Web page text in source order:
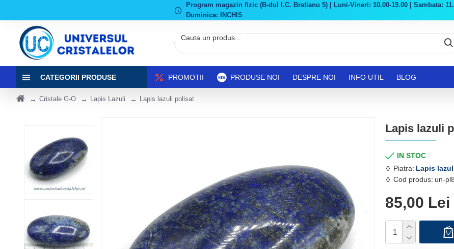
Program magazin fizic (B-dul I.C. Bratianu 5) | Luni-Vineri: 10.00-19.00 | Sambata:
Duminica: INCHIS
CATEGORII PRODUSE PROMOTII PRODUSE NOI DESPRE NOI INFO UTIL BLOG
Cristale G-O Lapis Lazuli Lapis lazuli polisat
Lapis lazuli
IN STOC
Piatra: Lapis
Cod produs: un-
85,00 Lei